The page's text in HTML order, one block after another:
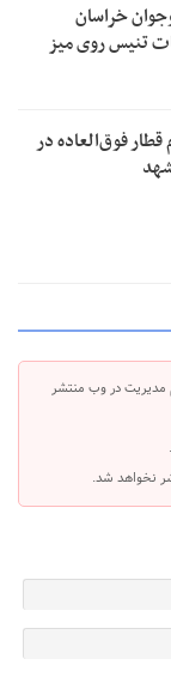
خراسان
تنیس روی میز
فوق‌العاده در
مدیریت در وب منتشر
نخواهد شد.